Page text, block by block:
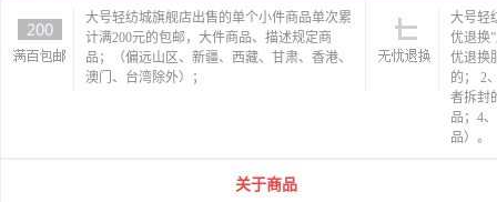
大号轻纺城旗舰店出售的单个小件商品单次累
计满200元的包邮，大件商品、描述规定商
品；（偏远山区、新疆、西藏、甘肃、香港、
澳门、台湾除外）；
大号轻
优退换
优退换
的； 2
者拆封
品；4
品）。
关于商品